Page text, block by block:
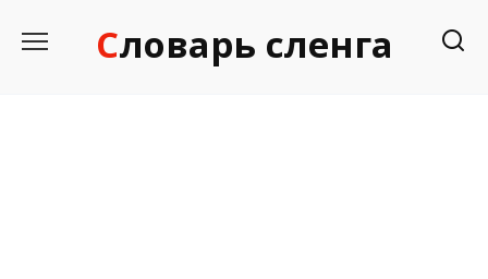
Словарь сленга